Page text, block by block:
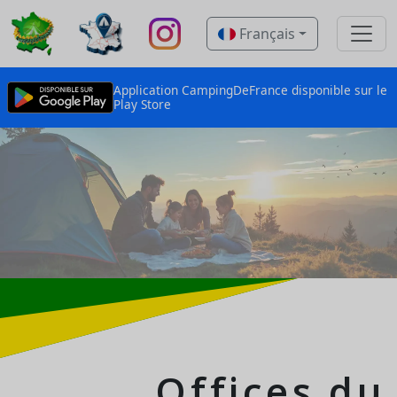
Français
Application CampingDeFrance disponible sur le
Play Store